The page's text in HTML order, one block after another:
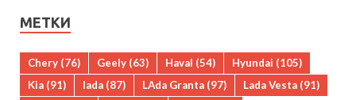
МЕТКИ
Chery (76) Geely (63) Haval (54) Hyundai (105)
Kia (91) lada (87) LAda Granta (97) Lada Vesta (91)